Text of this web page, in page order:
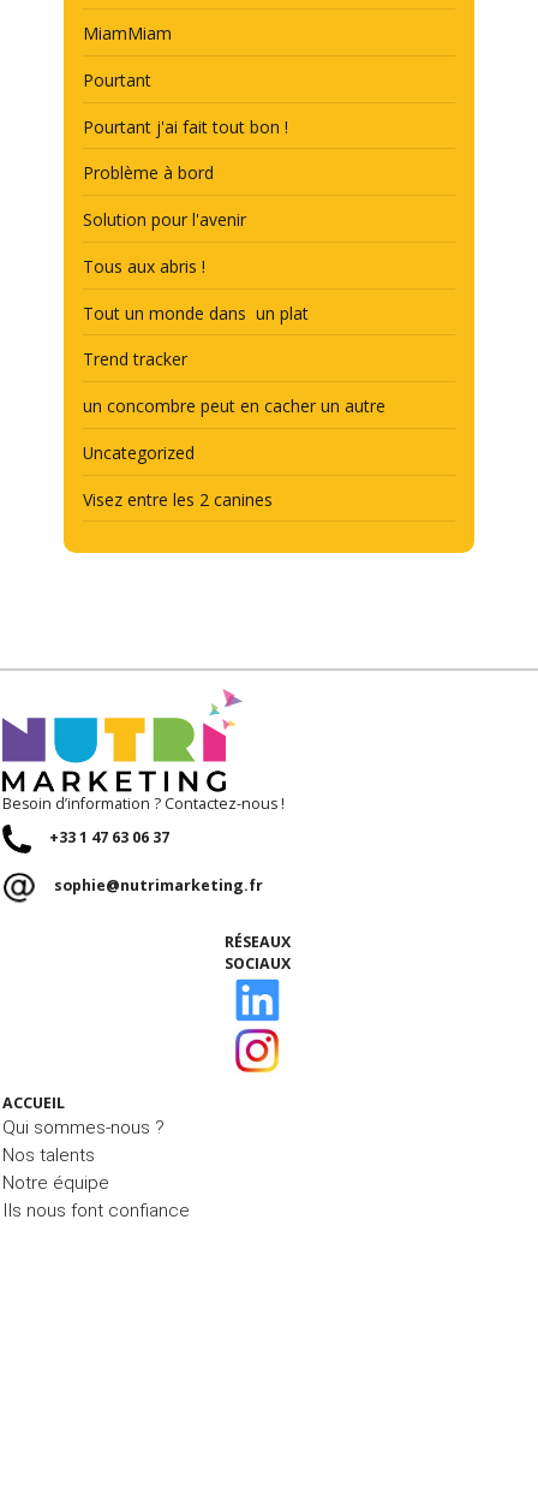
MiamMiam
Pourtant
Pourtant j'ai fait tout bon !
Problème à bord
Solution pour l'avenir
Tous aux abris !
Tout un monde dans un plat
Trend tracker
un concombre peut en cacher un autre
Uncategorized
Visez entre les 2 canines
Besoin d’information ? Contactez-nous !
+33 1 47 63 06 37
sophie@nutrimarketing.fr
RÉSEAUX
SOCIAUX
ACCUEIL
Qui sommes-nous ?
Nos talents
Notre équipe
Ils nous font confiance